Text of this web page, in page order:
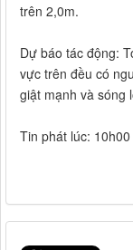
trên 2,0m.
Dự báo tác động:
vực trên đều có
giật mạnh và sóng
Tin phát lúc: